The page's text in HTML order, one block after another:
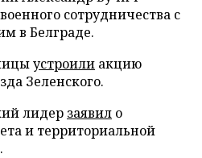
сотрудничества с
в Белграде.
устроили акцию
Зеленского.
лидер заявил о
и территориальной